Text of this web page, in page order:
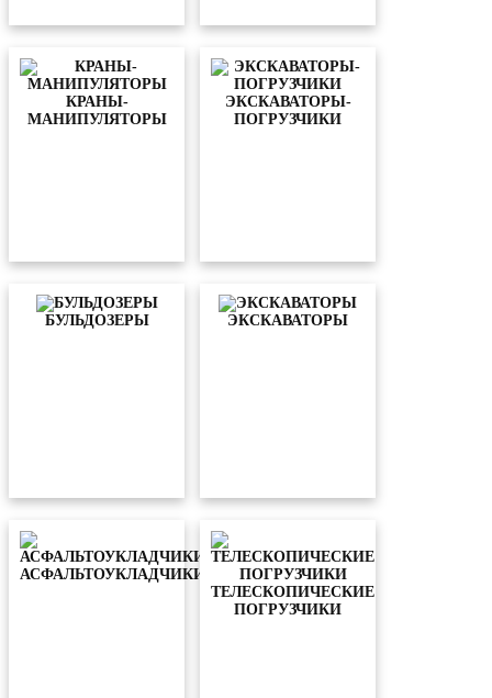
КРАНЫ-
МАНИПУЛЯТОРЫ
ЭКСКАВАТОРЫ-
ПОГРУЗЧИКИ
БУЛЬДОЗЕРЫ ЭКСКАВАТОРЫ
АСФАЛЬТОУКЛАДЧИКИ
ТЕЛЕСКОПИЧЕСКИЕ
ПОГРУЗЧИКИ